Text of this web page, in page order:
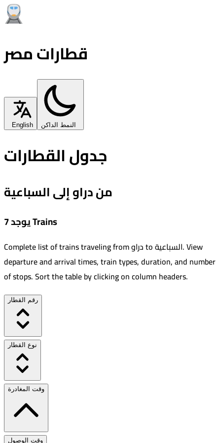
قطارات مصر
English النمط الداكن
جدول القطارات
من دراو إلى السباعية
يوجد 7 Trains
Complete list of trains traveling fromدراوtoالسباعية.View
departure and arrival times, train types, duration, and number
of stops. Sort the table by clicking on column headers.
رقم القطار
نوع القطار
وقت المغادرة
وقت الوصول